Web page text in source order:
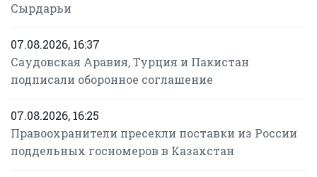
Сырдарьи
07.08.2026, 16:37
Саудовская Аравия, Турция и Пакистан
подписали оборонное соглашение
07.08.2026, 16:25
Правоохранители пресекли поставки из России
поддельных госномеров в Казахстан